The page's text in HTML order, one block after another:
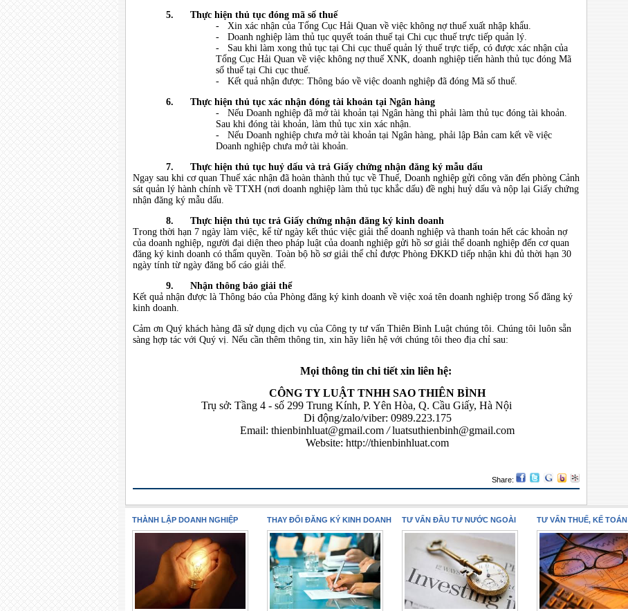
5. Thực hiện thủ tục đóng mã số thuế
- Xin xác nhận của Tổng Cục Hải Quan về việc không nợ thuế xuất nhập khẩu.
- Doanh nghiệp làm thủ tục quyết toán thuế tại Chi cục thuế trực tiếp quản lý.
- Sau khi làm xong thủ tục tại Chi cục thuế quản lý thuế trực tiếp, có được xác nhận của
Tổng Cục Hải Quan về việc không nợ thuế XNK, doanh nghiệp tiến hành thủ tục đóng Mã
số thuế tại Chi cục thuế.
- Kết quả nhận được: Thông báo về việc doanh nghiệp đã đóng Mã số thuế.
6. Thực hiện thủ tục xác nhận đóng tài khoản tại Ngân hàng
- Nếu Doanh nghiệp đã mở tài khoản tại Ngân hàng thì phải làm thủ tục đóng tài khoản.
Sau khi đóng tài khoản, làm thủ tục xin xác nhận.
- Nếu Doanh nghiệp chưa mở tài khoản tại Ngân hàng, phải lập Bản cam kết về việc
Doanh nghiệp chưa mở tài khoản.
7. Thực hiện thủ tục huỷ dấu và trả Giấy chứng nhận đăng ký mẫu dấu
Ngay sau khi cơ quan Thuế xác nhận đã hoàn thành thủ tục về Thuế, Doanh nghiệp gửi công văn đến phòng Cảnh
sát quản lý hành chính về TTXH (nơi doanh nghiệp làm thủ tục khắc dấu) đề nghị huỷ dấu và nộp lại Giấy chứng
nhận đăng ký mẫu dấu.
8. Thực hiện thủ tục trả Giấy chứng nhận đăng ký kinh doanh
Trong thời hạn 7 ngày làm việc, kể từ ngày kết thúc việc giải thể doanh nghiệp và thanh toán hết các khoản nợ
của doanh nghiệp, người đại diện theo pháp luật của doanh nghiệp gửi hồ sơ giải thể doanh nghiệp đến cơ quan
đăng ký kinh doanh có thẩm quyền. Toàn bộ hồ sơ giải thể chỉ được Phòng ĐKKD tiếp nhận khi đủ thời hạn 30
ngày tính từ ngày đăng bố cáo giải thể.
9. Nhận thông báo giải thể
Kết quả nhận được là Thông báo của Phòng đăng ký kinh doanh về việc xoá tên doanh nghiệp trong Sổ đăng ký
kinh doanh.
Cảm ơn Quý khách hàng đã sử dụng dịch vụ của Công ty tư vấn Thiên Bình Luật chúng tôi. Chúng tôi luôn sẵn
sàng hợp tác với Quý vị. Nếu cần thêm thông tin, xin hãy liên hệ với chúng tôi theo địa chỉ sau:
Mọi thông tin chi tiết xin liên hệ:
CÔNG TY LUẬT TNHH SAO THIÊN BÌNH
Trụ sở: Tầng 4 - số 299 Trung Kính, P. Yên Hòa, Q. Cầu Giấy, Hà Nội
Di động/zalo/viber: 0989.223.175
Email:thienbinhluat@gmail.com / luatsuthienbinh@gmail.com
Website:http://thienbinhluat.com
Share:
THÀNH LẬP DOANH NGHIỆP THAY ĐỔI ĐĂNG KÝ KINH DOANH TƯ VẤN ĐẦU TƯ NƯỚC NGOÀI TƯ VẤN THUẾ, KẾ TOÁN